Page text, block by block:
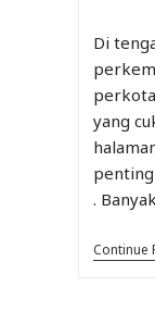
Di
yang
.
Continue